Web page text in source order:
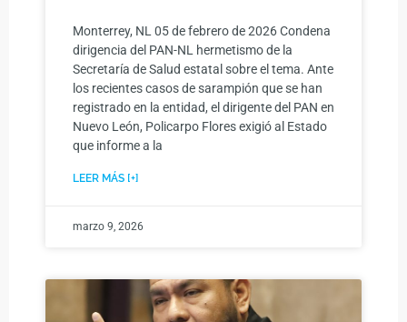
Monterrey, NL 05 de febrero de 2026 Condena
dirigencia del PAN-NL hermetismo de la
Secretaría de Salud estatal sobre el tema. Ante
los recientes casos de sarampión que se han
registrado en la entidad, el dirigente del PAN en
Nuevo León, Policarpo Flores exigió al Estado
que informe a la
LEER MÁS [+]
marzo 9, 2026